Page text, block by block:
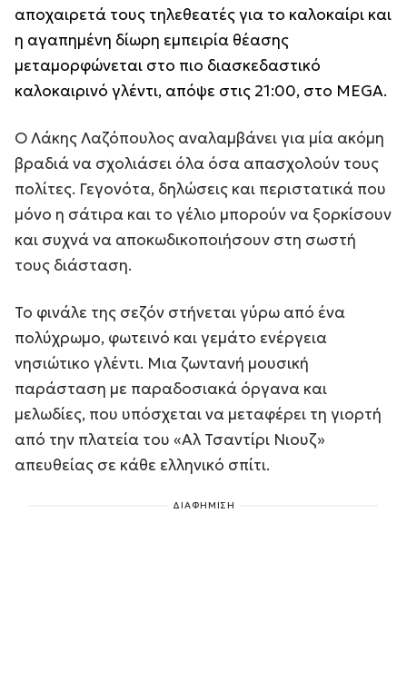
αποχαιρετά τους τηλεθεατές για το καλοκαίρι και
η αγαπημένη δίωρη εμπειρία θέασης
μεταμορφώνεται στο πιο διασκεδαστικό
καλοκαιρινό γλέντι, απόψε στις 21:00, στο MEGA.
Ο Λάκης Λαζόπουλος αναλαμβάνει για μία ακόμη
βραδιά να σχολιάσει όλα όσα απασχολούν τους
πολίτες. Γεγονότα, δηλώσεις και περιστατικά που
μόνο η σάτιρα και το γέλιο μπορούν να ξορκίσουν
και συχνά να αποκωδικοποιήσουν στη σωστή
τους διάσταση.
Το φινάλε της σεζόν στήνεται γύρω από ένα
πολύχρωμο, φωτεινό και γεμάτο ενέργεια
νησιώτικο γλέντι. Μια ζωντανή μουσική
παράσταση με παραδοσιακά όργανα και
μελωδίες, που υπόσχεται να μεταφέρει τη γιορτή
από την πλατεία του «Αλ Τσαντίρι Νιουζ»
απευθείας σε κάθε ελληνικό σπίτι.
ΔΙΑΦΗΜΙΣΗ